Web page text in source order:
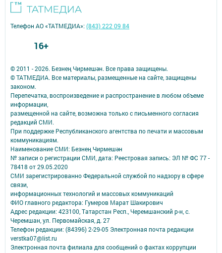
© 2011 - 2026. Безнең Чирмешән. Все права защищены.
© ТАТМЕДИА. Все материалы, размещенные на сайте, защищены
законом.
Перепечатка, воспроизведение и распространение в любом объеме
информации,
размещенной на сайте, возможна только с письменного согласия
редакций СМИ.
При поддержке Республиканского агентства по печати и массовым
коммуникациям.
Наименование СМИ: Безнең Чирмешән
№ записи о регистрации СМИ, дата: Реестровая запись: ЭЛ № ФС 77 -
78418 от 29.05.2020
СМИ зарегистрированно Федеральной службой по надзору в сфере
связи,
информационных технологий и массовых коммуникаций
ФИО главного редактора: Гумеров Марат Шакирович
Адрес редакции: 423100, Татарстан Респ., Черемшанский р-н, с.
Черемшан, ул. Первомайская, д. 27
Телефон редакции: (84396) 2-29-05 Электронная почта редакции
verstka07@list.ru
Электронная почта филиала для сообщений о фактах коррупции
Телефон АО «ТАТМЕДИА»:(843) 222 09 84
16+